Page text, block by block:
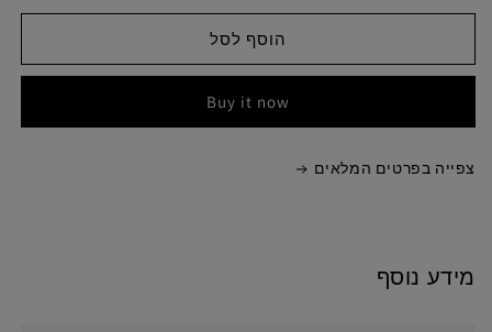
הוסף לסל
Buy it now
צפייה בפרטים המלאים
מידע נוסף